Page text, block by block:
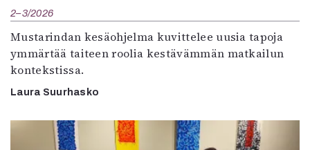
2–3/2026
Mustarindan kesäohjelma kuvittelee uusia tapoja
ymmärtää taiteen roolia kestävämmän matkailun
kontekstissa.
Laura Suurhasko